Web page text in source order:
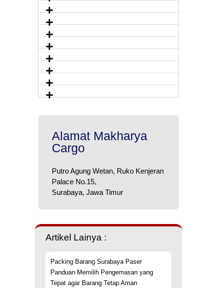
Alamat Makharya
Cargo
Putro Agung Wetan, Ruko Kenjeran
Palace No.15,
Surabaya, Jawa Timur
Artikel Lainya :
Packing Barang Surabaya Paser
Panduan Memilih Pengemasan yang
Tepat agar Barang Tetap Aman